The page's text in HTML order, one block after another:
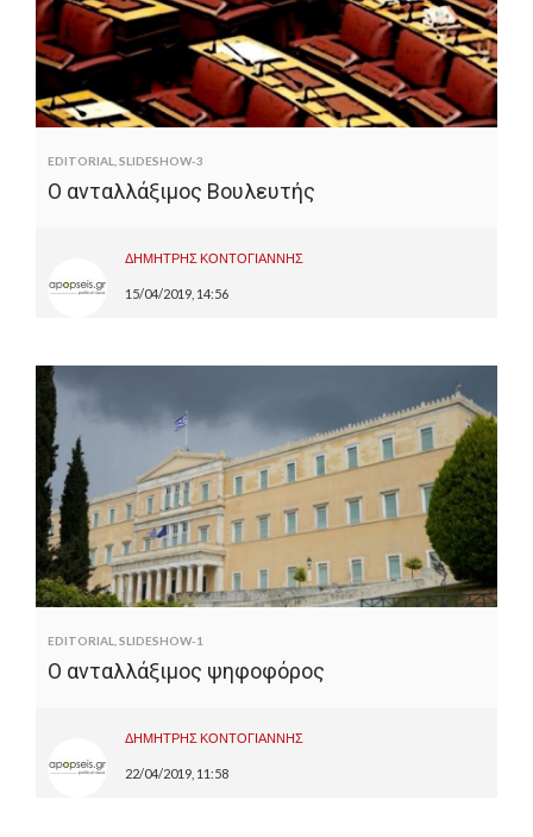
EDITORIAL SLIDESHOW-3
Ο ανταλλάξιμος Βουλευτής
ΔΗΜΗΤΡΗΣ ΚΟΝΤΟΓΙΑΝΝΗΣ
15/04/2019, 14:56
EDITORIAL SLIDESHOW-1
Ο ανταλλάξιμος ψηφοφόρος
ΔΗΜΗΤΡΗΣ ΚΟΝΤΟΓΙΑΝΝΗΣ
22/04/2019, 11:58